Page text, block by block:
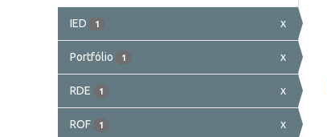
IED 1 x
Portfólio 1 x
RDE 1 x
ROF 1 x